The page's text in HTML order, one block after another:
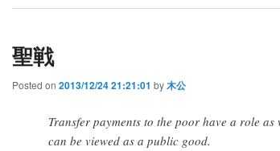
聖戦
Posted on 2013/12/24 21:21:01 by木公
Transfer payments to the poor have a role
can be viewed as a public good.